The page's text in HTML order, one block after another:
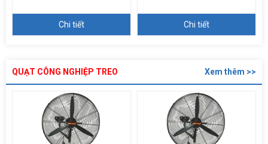
Chi tiết Chi tiết
QUẠT CÔNG NGHIỆP TREO Xem thêm >>